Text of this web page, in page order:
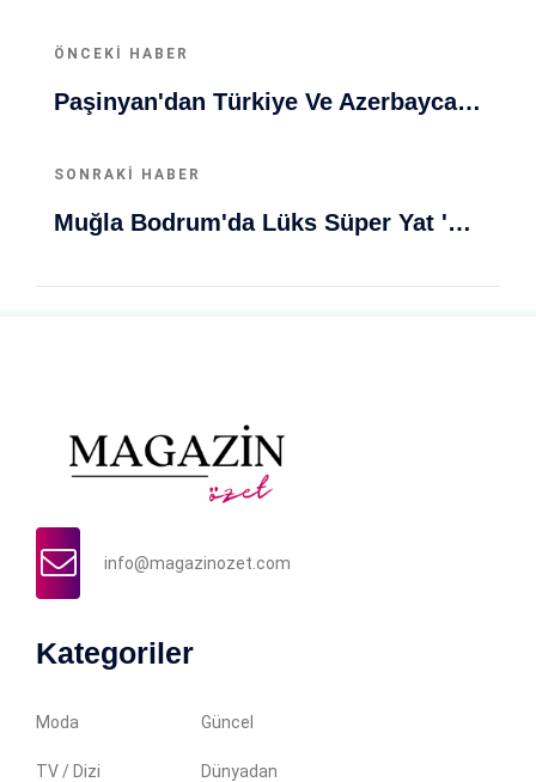
ÖNCEKI HABER
Paşinyan'dan Türkiye Ve Azerbaycan Açıklaması: Dengesizlikler Giderilmeli
SONRAKI HABER
Muğla Bodrum'da Lüks Süper Yat 'Golden Odyssey' Demirledi
info@magazinozet.com
Kategoriler
Moda Güncel
TV / Dizi Dünyadan